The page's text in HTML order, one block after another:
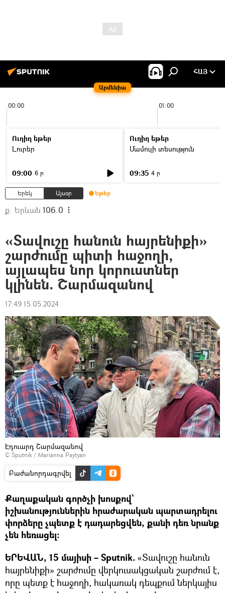
Արմենիա
ՀԱՅ
00:00 01:00
Ուղիղ եթեր
Լուրեր
09:00 6 ր
Ուղիղ եթեր
Մամուլի տեսություն
09:35 4 ր
Երեկ Այսօր Եթեր
ք. Երևան 106.0
«Տավուշը հանուն հայրենիքի»
շարժումը պիտի հաջողի,
այլապես նոր կորուստներ
կլինեն. Շարմազանով
17:49 15.05.2024
Էդուարդ Շարմազանով
© Sputnik / Marianna Paytyan
Բաժանորդագրվել
Քաղաքական գործչի խոսքով`
իշխանություններին հրաժարական պարտադրելու
փորձերը չպետք է դադարեցվեն, քանի դեռ նրանք
չեն հեռացել։
ԵՐԵՎԱՆ, 15 մայիսի – Sputnik. «Տավուշը հանուն
հայրենիքի» շարժումը վերկուսակցական շարժում է,
որը պետք է հաջողի, հակառակ դեպքում ներկայիս